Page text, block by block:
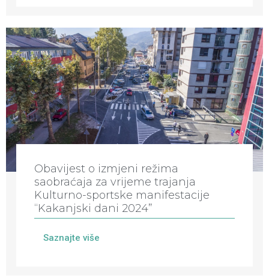
Obavijest o izmjeni režima
saobraćaja za vrijeme trajanja
Kulturno-sportske manifestacije
“Kakanjski dani 2024”
Saznajte više